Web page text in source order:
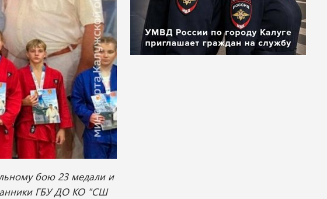
бою 23 медали и
ГБУ ДО КО "СШ